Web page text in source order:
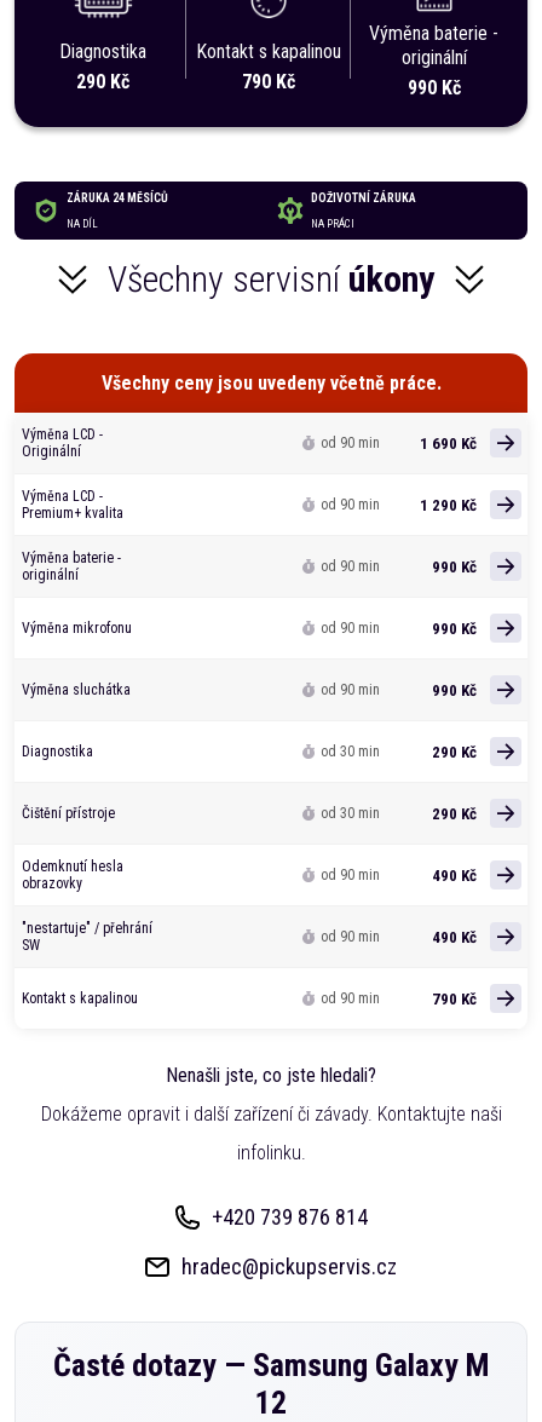
Diagnostika
290 Kč
Kontakt s kapalinou
790 Kč
Výměna baterie -
originální
990 Kč
ZÁRUKA 24 MĚSÍCŮ
NA DÍL
DOŽIVOTNÍ ZÁRUKA
NA PRÁCI
Všechny servisní úkony
Všechny ceny jsou uvedeny včetně práce.
Výměna LCD -
Originální
od 90 min 1 690 Kč
Výměna LCD -
Premium+ kvalita
od 90 min 1 290 Kč
Výměna baterie -
originální
od 90 min 990 Kč
Výměna mikrofonu od 90 min 990 Kč
Výměna sluchátka od 90 min 990 Kč
Diagnostika od 30 min 290 Kč
Čištění přístroje od 30 min 290 Kč
Odemknutí hesla
obrazovky
od 90 min 490 Kč
"nestartuje" / přehrání
SW
od 90 min 490 Kč
Kontakt s kapalinou od 90 min 790 Kč
Nenašli jste, co jste hledali?
Dokážeme opravit i další zařízení či závady. Kontaktujte naši
infolinku.
+420 739 876 814
hradec@pickupservis.cz
Časté dotazy — Samsung Galaxy M
12